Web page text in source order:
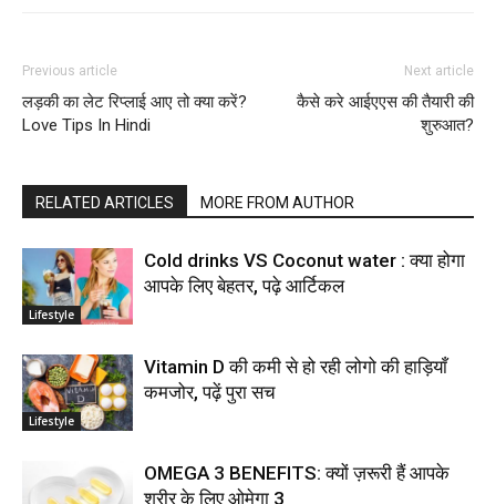
Previous article
लड़की का लेट रिप्लाई आए तो क्या करें?
Love Tips In Hindi
Next article
कैसे करे आईएएस की तैयारी की
शुरुआत?
RELATED ARTICLES MORE FROM AUTHOR
Lifestyle
Cold drinks VS Coconut water : क्या होगा
आपके लिए बेहतर, पढ़े आर्टिकल
Lifestyle
Vitamin D की कमी से हो रही लोगो की हाड़ियाँ
कमजोर, पढ़ें पुरा सच
OMEGA 3 BENEFITS: क्यों ज़रूरी हैं आपके
शरीर के लिए ओमेगा 3